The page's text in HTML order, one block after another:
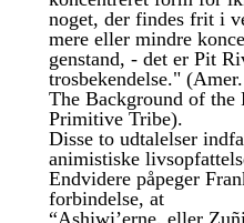
noget, der findes frit i
mere eller mindre
genstand, - det er Pit
trosbekendelse."
The Background of the
Primitive Tribe).
Disse to udtalelser
animistiske
Endvidere påpeger
forbindelse, at
“Ashiwi’erne, eller